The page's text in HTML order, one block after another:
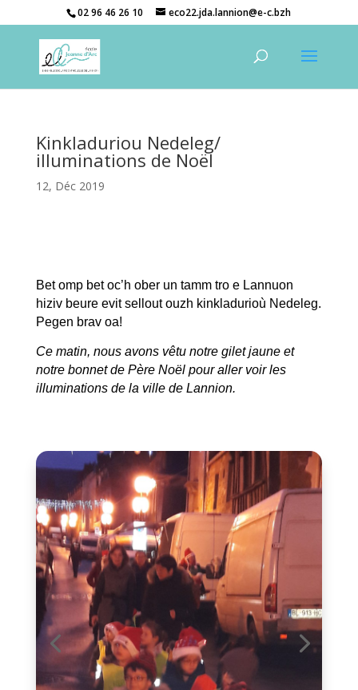
02 96 46 26 10 eco22.jda.lannion@e-c.bzh
Kinkladuriou Nedeleg/
illuminations de Noël
12, Déc 2019
Bet omp bet oc’h ober un tamm tro e Lannuon
hiziv beure evit sellout ouzh kinkladurioù Nedeleg.
Pegen brav oa!
Ce matin, nous avons vêtu notre gilet jaune et
notre bonnet de Père Noël pour aller voir les
illuminations de la ville de Lannion.